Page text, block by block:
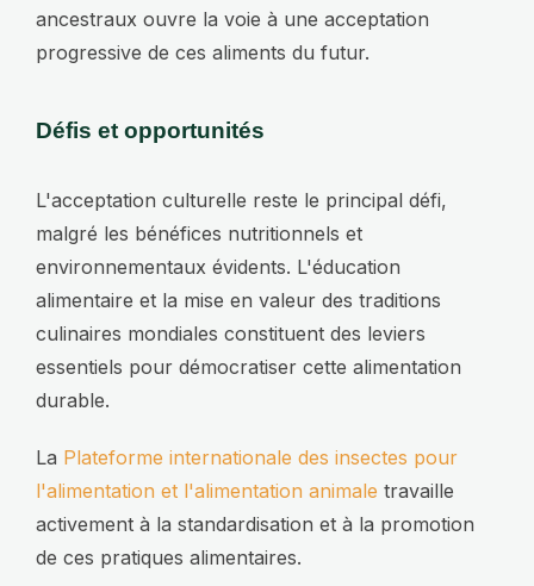
ancestraux ouvre la voie à une acceptation
progressive de ces aliments du futur.
Défis et opportunités
L'acceptation culturelle reste le principal défi,
malgré les bénéfices nutritionnels et
environnementaux évidents. L'éducation
alimentaire et la mise en valeur des traditions
culinaires mondiales constituent des leviers
essentiels pour démocratiser cette alimentation
durable.
La Plateforme internationale des insectes pour
l'alimentation et l'alimentation animale travaille
activement à la standardisation et à la promotion
de ces pratiques alimentaires.